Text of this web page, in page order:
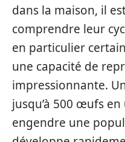
dans la maison, il
comprendre leur
en particulier
une capacité de
impressionnante.
jusqu’à 500 œufs
engendre une